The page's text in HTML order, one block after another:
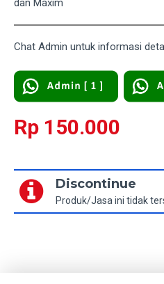
dan Maxim
Chat Admin untuk informasi
Rp 150.000
Discontinue
Produk/Jasa ini tidak